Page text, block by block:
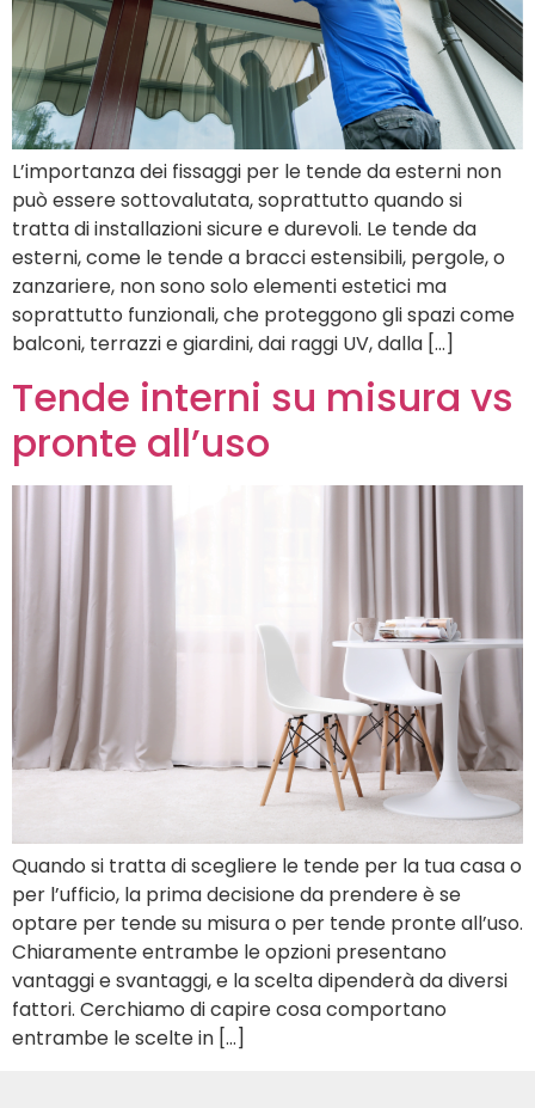
L’importanza dei fissaggi per le tende da esterni non
può essere sottovalutata, soprattutto quando si
tratta di installazioni sicure e durevoli. Le tende da
esterni, come le tende a bracci estensibili, pergole, o
zanzariere, non sono solo elementi estetici ma
soprattutto funzionali, che proteggono gli spazi come
balconi, terrazzi e giardini, dai raggi UV, dalla […]
Tende interni su misura vs
pronte all’uso
Quando si tratta di scegliere le tende per la tua casa o
per l’ufficio, la prima decisione da prendere è se
optare per tende su misura o per tende pronte all’uso.
Chiaramente entrambe le opzioni presentano
vantaggi e svantaggi, e la scelta dipenderà da diversi
fattori. Cerchiamo di capire cosa comportano
entrambe le scelte in […]